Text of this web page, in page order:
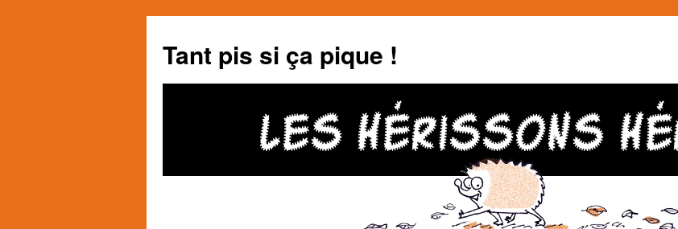
Tant pis si ça pique !